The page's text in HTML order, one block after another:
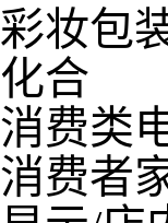
彩妆包
化合
消费类
消费者